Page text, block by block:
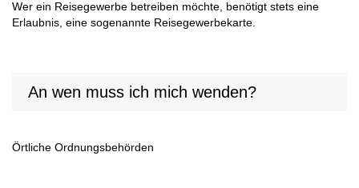
Wer ein Reisegewerbe betreiben möchte, benötigt stets eine
Erlaubnis, eine sogenannte Reisegewerbekarte.
An wen muss ich mich wenden?
Örtliche Ordnungsbehörden